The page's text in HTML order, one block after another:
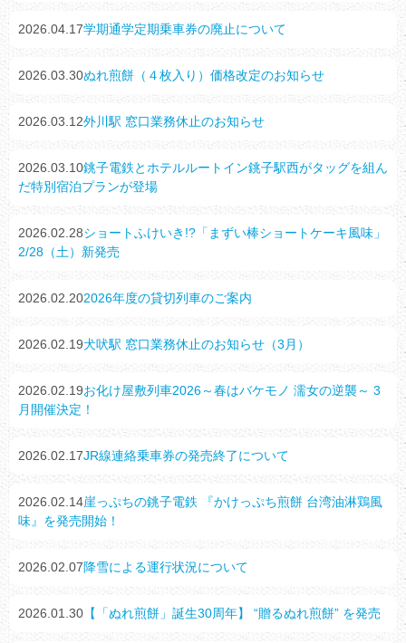
2026.04.17学期通学定期乗車券の廃止について
2026.03.30ぬれ煎餅（４枚入り）価格改定のお知らせ
2026.03.12外川駅 窓口業務休止のお知らせ
2026.03.10銚子電鉄とホテルルートイン銚子駅西がタッグを組ん
だ特別宿泊プランが登場
2026.02.28ショートふけいき!?「まずい棒ショートケーキ風味」
2/28（土）新発売
2026.02.202026年度の貸切列車のご案内
2026.02.19犬吠駅 窓口業務休止のお知らせ（3月）
2026.02.19お化け屋敷列車2026～春はバケモノ 濡女の逆襲～ 3
月開催決定！
2026.02.17JR線連絡乗車券の発売終了について
2026.02.14崖っぷちの銚子電鉄 『かけっぷち煎餅 台湾油淋鶏風
味』を発売開始！
2026.02.07降雪による運行状況について
2026.01.30 【「ぬれ煎餅」誕生30周年】 “贈るぬれ煎餅” を発売